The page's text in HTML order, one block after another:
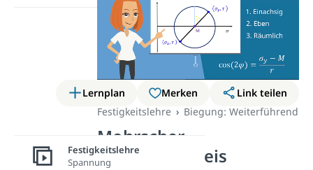
Lernplan Merken
Link teilen
Festigkeitslehre
Biegung: Weiterführend
Mohrscher
Spannungskreis
Festigkeitslehre
Spannung